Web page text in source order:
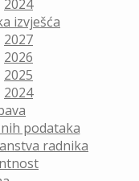
2024
izvješća
2027
2026
2025
2024
podataka
radnika